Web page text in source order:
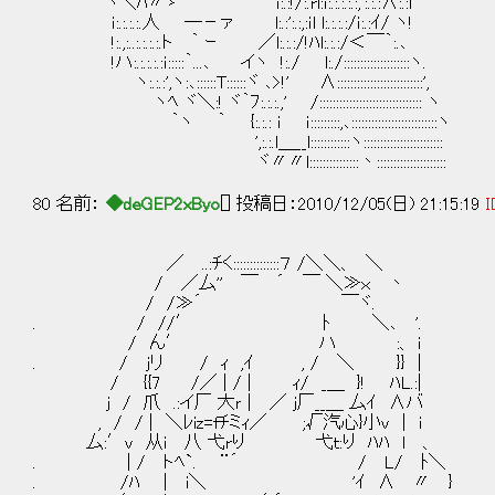
ｉ:.:.:.:.人 ―－ァ l:.:':.:,:ｉl l:.:.:.:/ｉ:.:ｲ/ ヽ!
!:.,:..:.:.:.:.ト ｀ ｰ ／l:.:.:/!ﾊl:.:.:/＜￣｀:.､ 僕が偶
!ハ:.:.:.:.:ｉ:::::｀...､ イヽ !:./ l:./::::::::::::::::::::ヽ. 代わ
ヽ:.:.:',ヽ:､::::::T::::::ヾ ､>!' ∧::::::::::::::::::::::::::',
ヽﾍ ヾ＼:! ヾ｀ﾌ:.:.:.,' /::::::::::::::::::::::::::::::: ヽ
｀ヽ ｀ {:.:.: ｉ ｉ:::::::::,､::::::::::::::::::::::::::ヽ
',:.:.l＿__l::::::::::::ヽ::::::::::::::::::::::::
ヾ〃〃l:::::::::::::::丶:::::::::::::::::::::
80 名前： ◆deGEP2xByo [] 投稿日：2010/12/05(日) 21:15:19
／ ..:ﾁく::::::::::::::７ /＼＼、 ＼
/ ／厶'' ￣ ´ ￣ ＼≫ｘ 丶
/ /≫´ ￣ヾ.
. / //′ ﾄ ＼､ '.
/ ん′ ハ :、 i
. / jリ / ｨ ,ｲ , / ＼ }} |
/ {{7 /／ | / | ｨ/ _＿ }! ﾊL.:|
j / 爪 .:イ厂 大ｒ | ／ j厂__＿ 厶ｲ ∧バ
, / / | ＼ﾚiz=fﾁミｨ／ ;√汽心}小ｖ | i
厶:′v 从i 八 弋rり 弋ｔ:り ﾊﾊ l 、
. | / トﾍ`. ¨´ / L/ ﾄ＼
. /ﾊ | i＼ 'ｲ ∧ 〃 }